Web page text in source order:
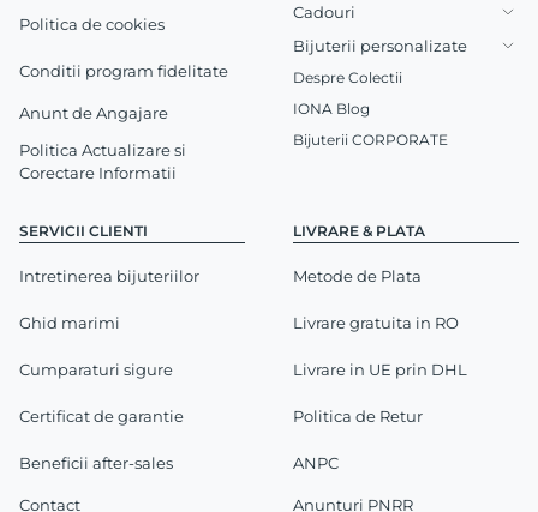
Politica de cookies
Conditii program fidelitate
Anunt de Angajare
Politica Actualizare si
Corectare Informatii
SERVICII CLIENTI
Intretinerea bijuteriilor
Ghid marimi
Cumparaturi sigure
Certificat de garantie
Beneficii after-sales
Contact
LIVRARE & PLATA
Metode de Plata
Livrare gratuita in RO
Livrare in UE prin DHL
Politica de Retur
ANPC
Anunturi PNRR
Cadouri
Bijuterii personalizate
Despre Colectii
IONA Blog
Bijuterii CORPORATE